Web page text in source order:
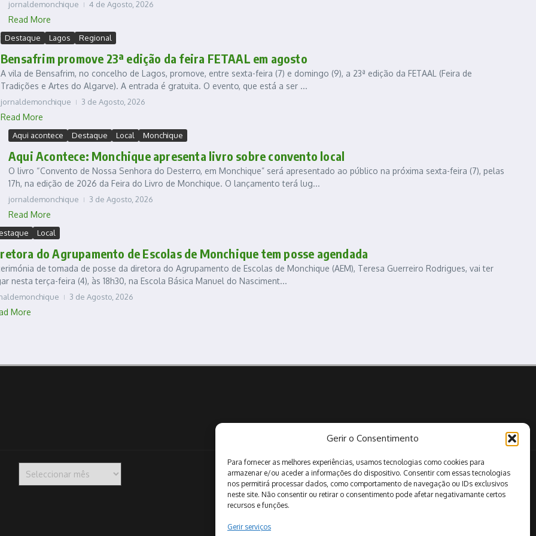
Gerir o Consentimento
Para fornecer as melhores experiências, usamos tecnologias como cookies para
armazenar e/ou aceder a informações do dispositivo. Consentir com essas tecnologias
nos permitirá processar dados, como comportamento de navegação ou IDs exclusivos
neste site. Não consentir ou retirar o consentimento pode afetar negativamante certos
recursos e funções.
Gerir serviços
jornaldemonchique 4 de Agosto, 2026
Read More
Destaque Lagos Regional
Bensafrim promove 23ª edição da feira FETAAL em agosto
A vila de Bensafrim, no concelho de Lagos, promove, entre sexta-feira (7) e domingo (9), a 23ª edição da FETAAL (Feira de
Tradições e Artes do Algarve). A entrada é gratuita. O evento, que está a ser ...
jornaldemonchique 3 de Agosto, 2026
Read More
Aqui acontece Destaque Local Monchique
Aqui Acontece: Monchique apresenta livro sobre convento local
O livro “Convento de Nossa Senhora do Desterro, em Monchique” será apresentado ao público na próxima sexta-feira (7), pelas
17h, na edição de 2026 da Feira do Livro de Monchique. O lançamento terá lug...
jornaldemonchique 3 de Agosto, 2026
Read More
Local
do Agrupamento de Escolas de Monchique tem posse agendada
de tomada de posse da diretora do Agrupamento de Escolas de Monchique (AEM), Teresa Guerreiro Rodrigues, vai ter
nesta terça-feira (4), às 18h30, na Escola Básica Manuel do Nasciment...
3 de Agosto, 2026
More
Pesquisar